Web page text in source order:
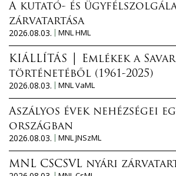
A kutató- és
zárvatartása
2026.08.03.
MNL HML
KIÁLLÍTÁS │ Emlékek a
történetéből (1961-2025)
2026.08.03.
MNL VaML
Aszályos évek nehézségei
országban
2026.08.03.
MNL JNSzML
MNL CSCSVL nyári